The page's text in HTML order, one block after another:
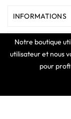
Notre boutique
utilisateur et nous
pour
INFORMATIONS
MAGASIN
VOTRE COMPTE